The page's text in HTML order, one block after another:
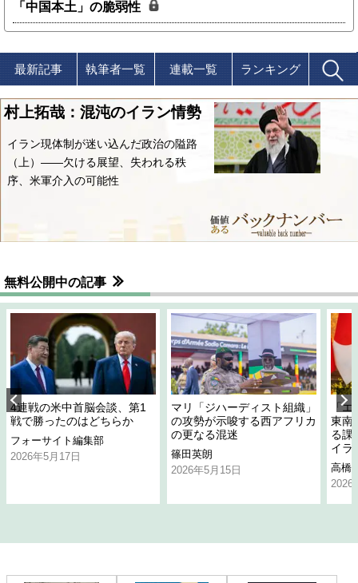
「中国本土」の脆弱性
最新記事 執筆者一覧 連載一覧 ランキング
村上拓哉：混沌のイラン情勢
イラン現体制が迷い込んだ政治の隘路
（上）――欠ける展望、失われる秩
序、米軍介入の可能性
無料公開中の記事
4連戦の米中首脳会談、第1
戦で勝ったのはどちらか
フォーサイト編集部
2026年5月17日
マリ「ジハーディスト組織」
の攻勢が示唆する西アフリカ
の更なる混迷
篠田英朗
2026年5月15日
「
東南
る課
イラ
高橋
2026